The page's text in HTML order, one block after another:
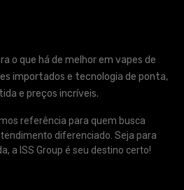
o que há de melhor em vapes de
importados e tecnologia de ponta,
e preços incríveis.
referência para quem busca
diferenciado. Seja para
a ISS Group é seu destino certo!